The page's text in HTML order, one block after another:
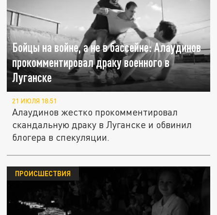
Бойцы на войне, а не в бассейне: Алаудинов
прокомментировал драку военного в
Луганске
21 ИЮЛЯ 18:51
Алаудинов жестко прокомментировал
скандальную драку в Луганске и обвинил
блогера в спекуляции.
ПРОИСШЕСТВИЯ